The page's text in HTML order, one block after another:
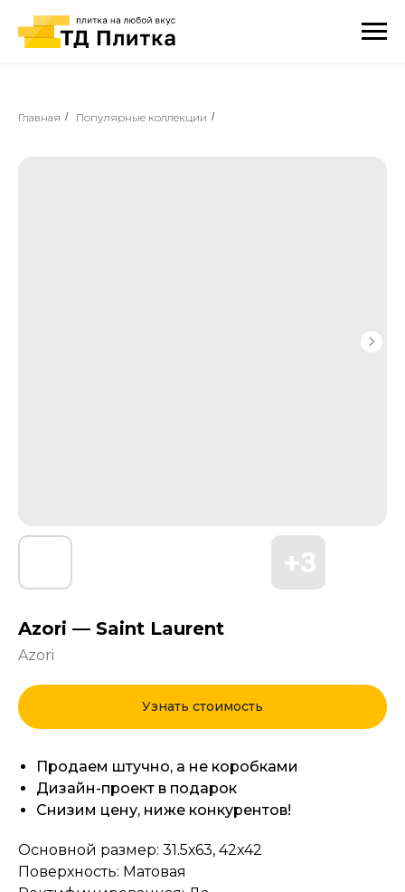
Главная / Популярные коллекции /
Azori — Saint Laurent
Azori
Узнать стоимость
Продаем штучно, а не коробками
Дизайн-проект в подарок
Снизим цену, ниже конкурентов!
Основной размер: 31.5х63, 42x42
Поверхность: Матовая